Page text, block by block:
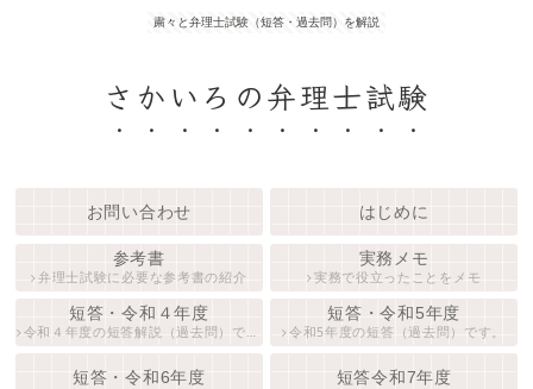
粛々と弁理士試験（短答・過去問）を解説
さかいろの弁理士試験
お問い合わせ はじめに
参考書
弁理士試験に必要な参考書の紹介
実務メモ
実務で役立ったことをメモ
短答・令和４年度
令和４年度の短答解説（過去問）です。
短答・令和5年度
令和5年度の短答（過去問）です。
短答・令和6年度 短答令和7年度